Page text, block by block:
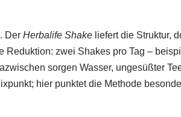
Der Herbalife Shake liefert die Struktur,
zwei Shakes pro Tag –
sorgen Wasser, ungesüßter
hier punktet die Methode